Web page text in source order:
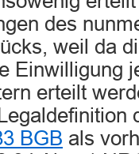
des
weil da
Einwilligung
erteilt
BGB als